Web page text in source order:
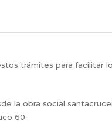
trámites para facilitar
la obra social
60.